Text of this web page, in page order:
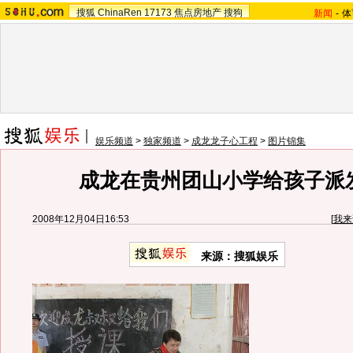
搜狐 ChinaRen 17173 焦点房地产 搜狗 新闻 -
娱乐频道 > 独家频道 > 成龙龙子心工程 > 图片锦集
成龙在贵州团山小学给孩子派
2008年12月04日16:53 [我
来源：搜狐娱乐